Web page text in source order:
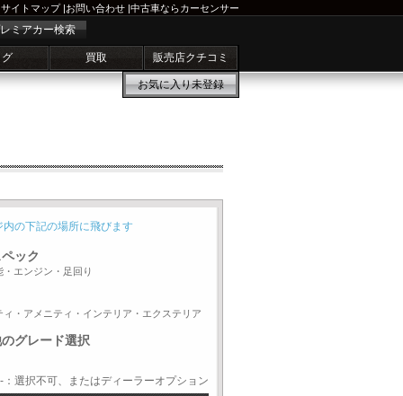
サイトマップ|お問い合わせ |中古車ならカーセンサー
ミアカー検索
買取 販売店クチコミ
お気に入り未登録
内の下記の場所に飛びます
ック
・エンジン・足回り
ィ・アメニティ・インテリア・エクステリア
グレード選択
択不可、またはディーラーオプション